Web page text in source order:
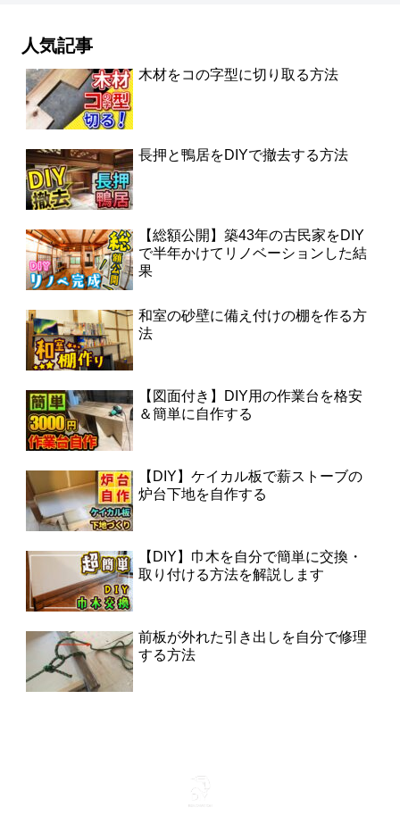
人気記事
木材をコの字型に切り取る方法
長押と鴨居をDIYで撤去する方法
【総額公開】築43年の古民家をDIY
で半年かけてリノベーションした結
果
和室の砂壁に備え付けの棚を作る方
法
【図面付き】DIY用の作業台を格安
＆簡単に自作する
【DIY】ケイカル板で薪ストーブの
炉台下地を自作する
【DIY】巾木を自分で簡単に交換・
取り付ける方法を解説します
前板が外れた引き出しを自分で修理
する方法